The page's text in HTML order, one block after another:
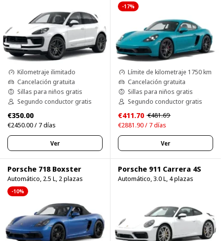
Kilometraje ilimitado
Cancelación gratuita
Sillas para niños gratis
Segundo conductor gratis
€350.00
€2450.00 / 7 días
Ver
-17%
Límite de kilometraje 1750 km
Cancelación gratuita
Sillas para niños gratis
Segundo conductor gratis
€411.70 €481.69
€2881.90 / 7 días
Ver
Porsche 718 Boxster
Automático, 2.5 L, 2 plazas
-10%
Porsche 911 Carrera 4S
Automático, 3.0 L, 4 plazas